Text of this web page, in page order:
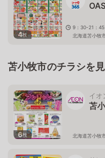
4枚
9：30-21：45
北海道苫小牧
苫小牧市のチラシを
6枚
イオ
苫
北海道苫小牧